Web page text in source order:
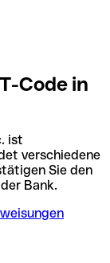
Code in
ist
verschiedene
Sie den
Bank.